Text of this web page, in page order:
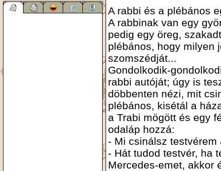
A rabbi és a plébános
A rabbinak van egy
pedig egy öreg,
plébános, hogy milyen
szomszédját...
Gondolkodik-
rabbi autóját; úgy is
döbbenten nézi, mit
plébános, kisétál a
a Trabi mögött és egy
odaláp hozzá:
- Mi csinálsz testvérem
- Hát tudod testvér, ha
Mercedes-emet, akkor